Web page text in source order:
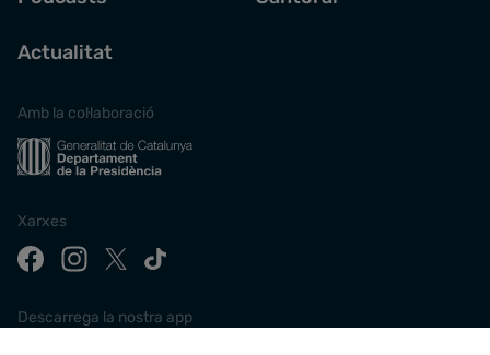
Actualitat
Amb la col·laboració
Xarxes
Descarrega la nostra app